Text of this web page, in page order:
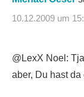
10.12.2009 um
@LexX Noel:
aber, Du hast